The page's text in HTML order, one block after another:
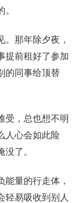
那年除夕夜，
提前租好了参加
的同事给顶替
受，总也想不明
人心会如此险
了。
量的行走体，
轻易吸收到别人